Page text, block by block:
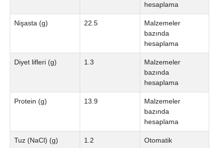
hesaplama
Nişasta (g) 22.5
Malzemeler
bazında
hesaplama
Diyet lifleri (g) 1.3
Malzemeler
bazında
hesaplama
Protein (g) 13.9
Malzemeler
bazında
hesaplama
Tuz (NaCl) (g) 1.2
Otomatik